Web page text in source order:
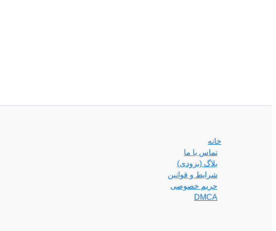
خانه
تماس با ما
بلاگ (بزودی)
شرایط و قوانین
حریم خصوصی
DMCA